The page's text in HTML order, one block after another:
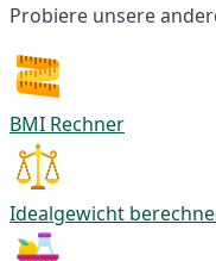
Probiere unsere
BMI Rechner
Idealgewicht